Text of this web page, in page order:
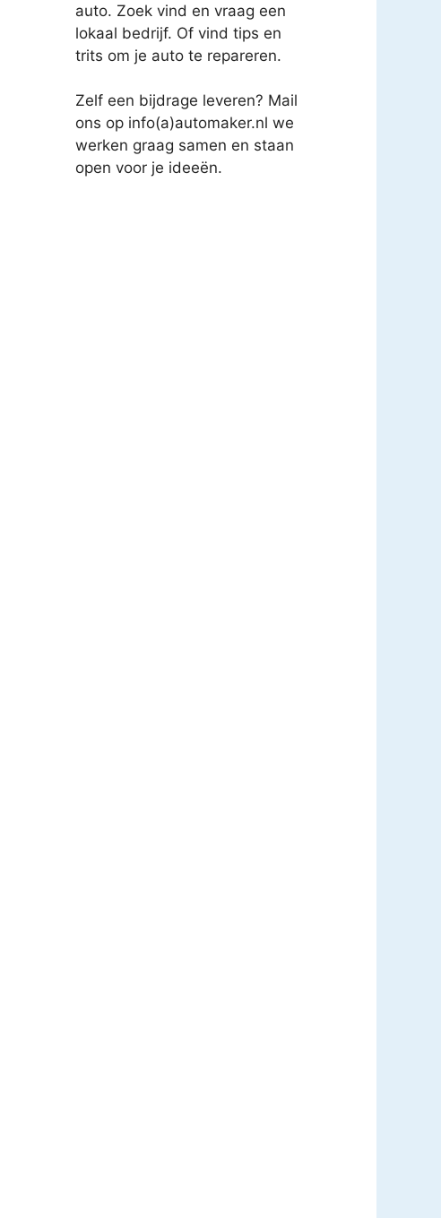
auto. Zoek vind en vraag een
lokaal bedrijf. Of vind tips en
trits om je auto te repareren.
Zelf een bijdrage leveren? Mail
ons op info(a)automaker.nl we
werken graag samen en staan
open voor je ideeën.